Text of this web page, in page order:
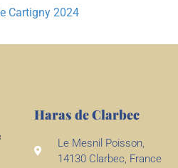
Cartigny 2024
Haras de Clarbec
Le Mesnil Poisson,
14130 Clarbec, France